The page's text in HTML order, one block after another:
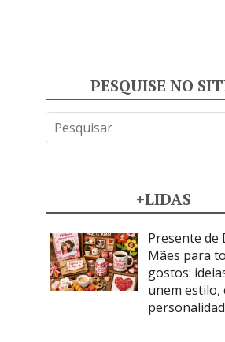
PESQUISE NO
+LIDAS
Presente de
Mães para
gostos:
unem estilo,